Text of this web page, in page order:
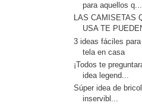
para aquellos q...
LAS CAMISETAS
USA TE
3 ideas fáciles
tela en casa
¡Todos te
idea legend...
Súper idea de
inservibl...